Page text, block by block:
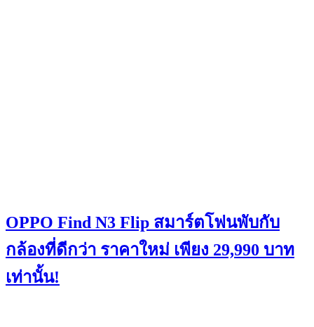
OPPO Find N3 Flip สมาร์ตโฟนพับกับ
กล้องที่ดีกว่า ราคาใหม่ เพียง 29,990 บาท
เท่านั้น!